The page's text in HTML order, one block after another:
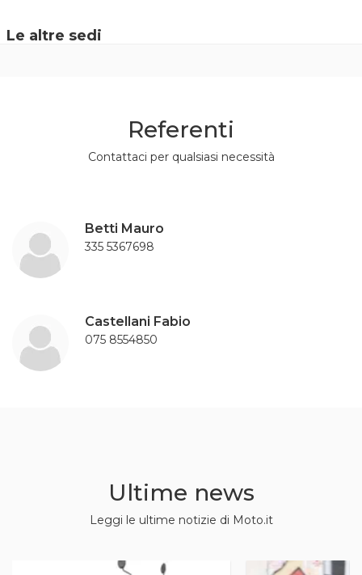
Le altre sedi
Referenti
Contattaci per qualsiasi necessità
Betti Mauro
335 5367698
Castellani Fabio
075 8554850
Ultime news
Leggi le ultime notizie di Moto.it